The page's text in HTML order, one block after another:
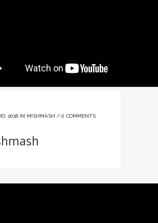
2018 IN MISHMASH / 0 COMMENTS